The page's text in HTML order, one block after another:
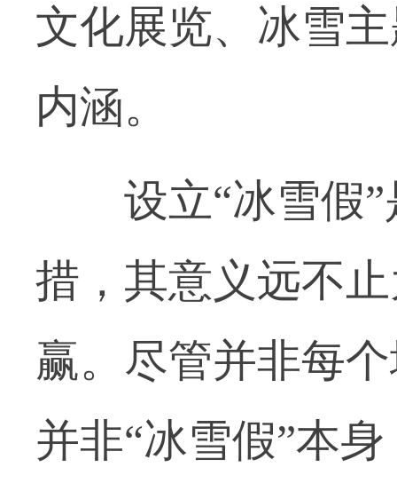
文化展览、冰雪
内涵。
设立“冰雪假”
措，其意义远不
赢。尽管并非每
并非“冰雪假”本